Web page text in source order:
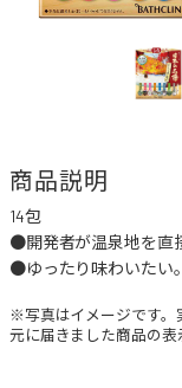
商品説明
14包
●開発者が温泉地を直
●ゆったり味わいたい
※写真はイメージです。
元に届きました商品の表